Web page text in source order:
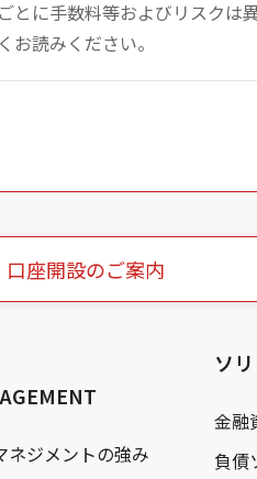
とに手数料等およびリスクは
お読みください。
口座開設のご案内
ネジメントの強み
ソ
金融
負債